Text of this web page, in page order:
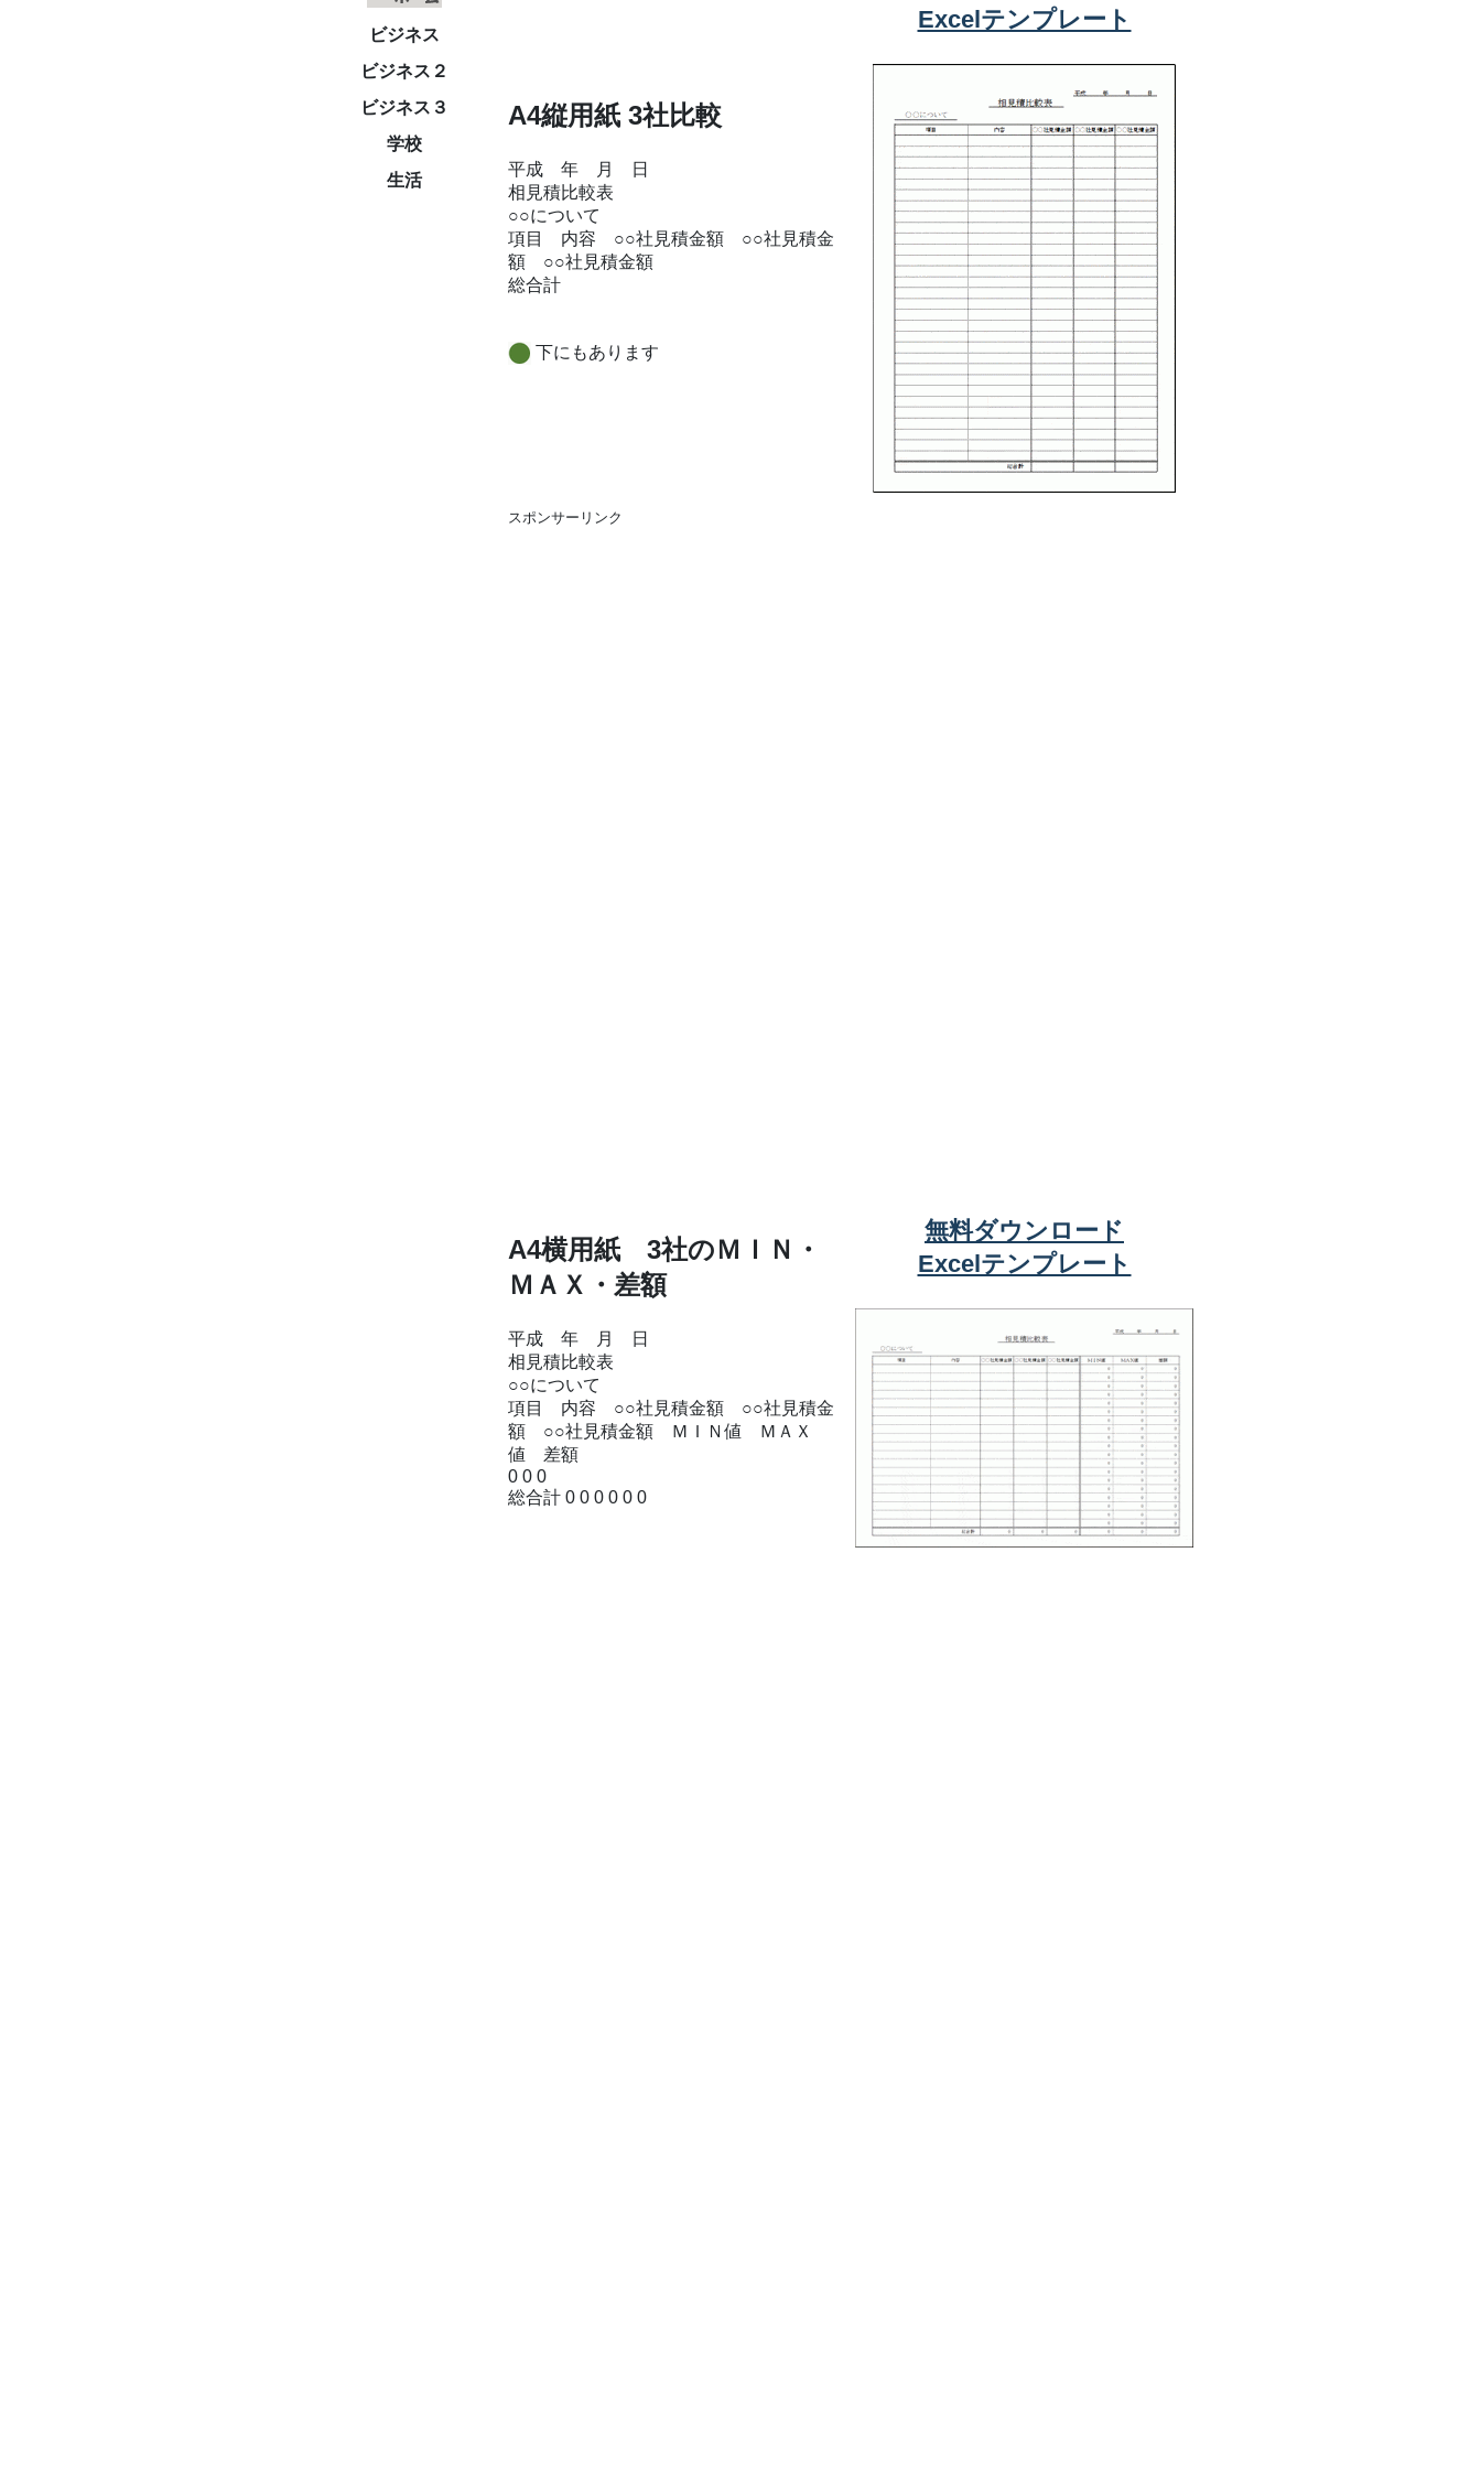
ビジネス
ビジネス２
ビジネス３
学校
生活
A4縦用紙 3社比較
平成 年 月 日
相見積比較表
○○について
項目 内容 ○○社見積金額 ○○社見積金
額 ○○社見積金額
総合計
下にもあります
Excelテンプレート
スポンサーリンク
A4横用紙 3社のＭＩＮ・
ＭＡＸ・差額
平成 年 月 日
相見積比較表
○○について
項目 内容 ○○社見積金額 ○○社見積金
額 ○○社見積金額 ＭＩＮ値 ＭＡＸ
値 差額
0 0 0
総合計 0 0 0 0 0 0
無料ダウンロード
Excelテンプレート